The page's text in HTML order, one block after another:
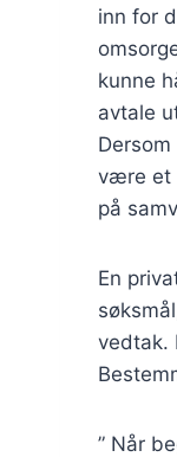
inn for
kunne
avtale
være et
på
En
vedtak.
” Når